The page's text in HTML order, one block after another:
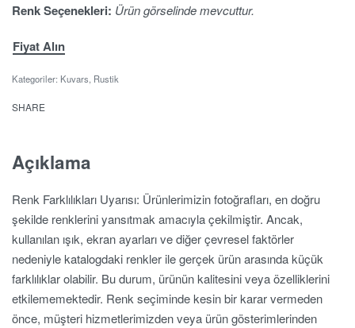
Renk Seçenekleri: Ürün görselinde mevcuttur.
Fiyat Alın
Kategoriler: Kuvars Rustik
SHARE
Açıklama
Renk Farklılıkları Uyarısı: Ürünlerimizin fotoğrafları, en doğru
şekilde renklerini yansıtmak amacıyla çekilmiştir. Ancak,
kullanılan ışık, ekran ayarları ve diğer çevresel faktörler
nedeniyle katalogdaki renkler ile gerçek ürün arasında küçük
farklılıklar olabilir. Bu durum, ürünün kalitesini veya özelliklerini
etkilememektedir. Renk seçiminde kesin bir karar vermeden
önce, müşteri hizmetlerimizden veya ürün gösterimlerinden